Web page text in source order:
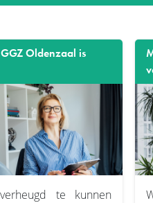
Oldenzaal is
te kunnen